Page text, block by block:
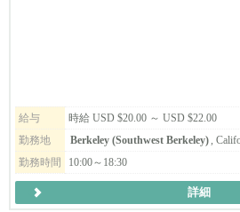
ン」での勝負です。唯一無二の我々の
れ、和食を極めた料理人が作った「和
ンルを確立、ラーメン店がどんどん増
リアにおいてもOPEN以来常に地域のト
順調に走ってまいりました。
ention to detail, organizational skills, time
a, and problem-solving abilities, with an
給与
時給 USD $20.00 ～ USD $22.00
勤務地
Berkeley (Southwest Berkeley) ,
勤務時間
10:00～18:30
詳細